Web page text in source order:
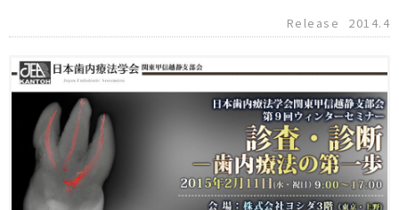
Release
2014.4